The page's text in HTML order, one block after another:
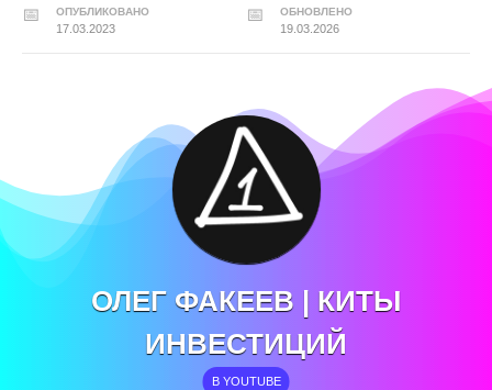
ОПУБЛИКОВАНО
17.03.2023
ОБНОВЛЕНО
19.03.2026
ОЛЕГ ФАКЕЕВ | КИТЫ
ИНВЕСТИЦИЙ
В YOUTUBE